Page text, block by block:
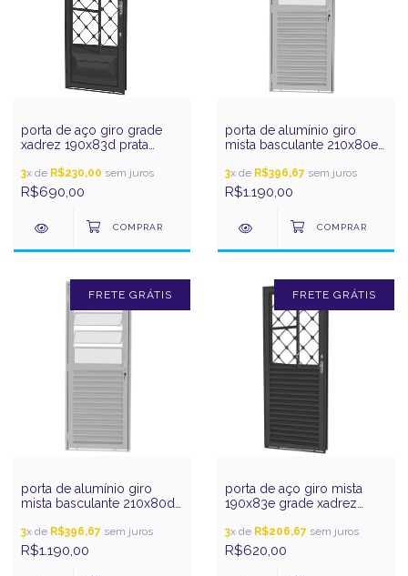
porta de aço giro grade
xadrez 190x83d prata
3x de R$230,00 sem juros
R$690,00
porta de alumínio giro
mista basculante 210x80e
3x de R$396,67 sem juros
R$1.190,00
FRETE GRÁTIS
porta de alumínio giro
mista basculante 210x80d
3x de R$396,67 sem juros
R$1.190,00
FRETE GRÁTIS
porta de aço giro mista
190x83e grade xadrez
3x de R$206,67 sem juros
R$620,00